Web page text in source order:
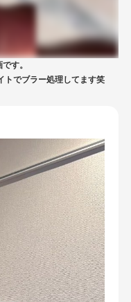
す。
トでブラー処理してます笑